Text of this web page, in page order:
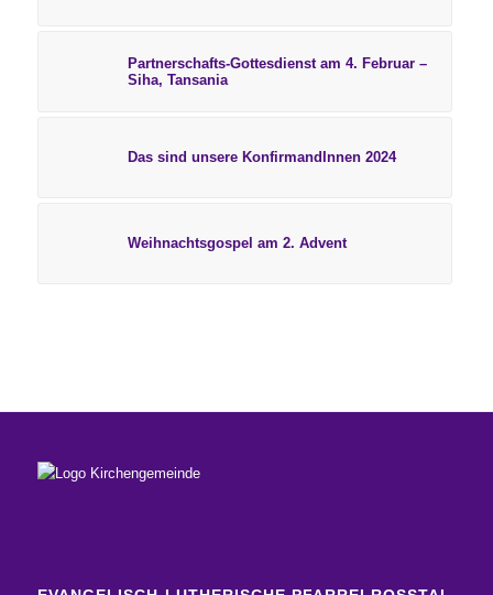
Partnerschafts-Gottesdienst am 4. Februar –
Siha, Tansania
Das sind unsere KonfirmandInnen 2024
Weihnachtsgospel am 2. Advent